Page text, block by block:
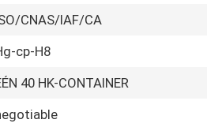
CNAS/IAF/CA
cp-H8
40 HK-CONTAINER